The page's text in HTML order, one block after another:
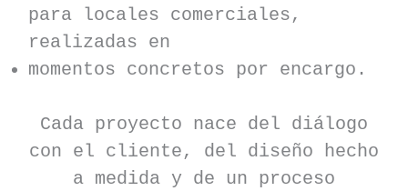
para locales comerciales,
realizadas en
momentos concretos por encargo.
Cada proyecto nace del diálogo
con el cliente, del diseño hecho
a medida y de un proceso